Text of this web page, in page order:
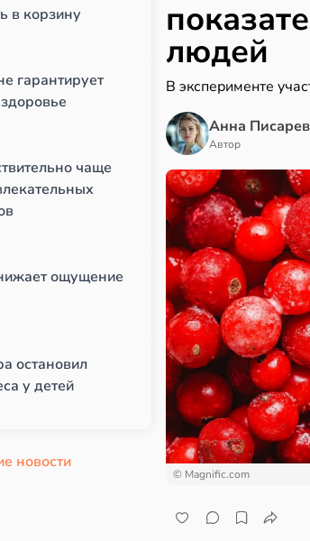
в корзину
гарантирует
чаще
ощущение
остановил
у детей
новости
людей
В эксперименте
Анна
Автор
© Magnific.com